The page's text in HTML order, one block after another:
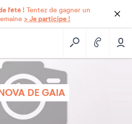
l'été ! Tentez de gagner un
> Je participe !
DE GAIA